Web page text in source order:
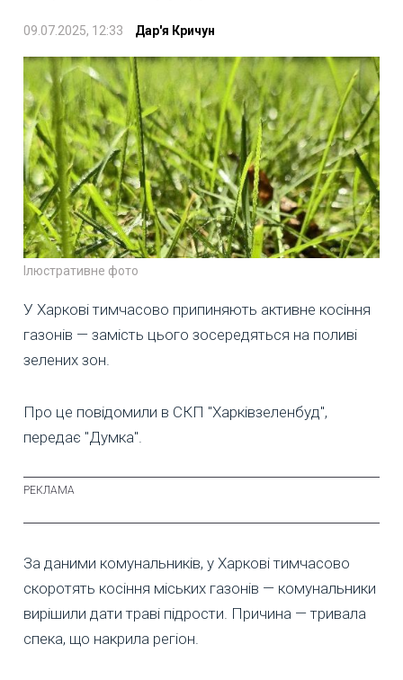
09.07.2025, 12:33 Дар'я Кричун
Ілюстративне фото
У Харкові тимчасово припиняють активне косіння
газонів — замість цього зосередяться на поливі
зелених зон.
Про це повідомили в СКП "Харківзеленбуд",
передає "Думка".
За даними комунальників, у Харкові тимчасово
скоротять косіння міських газонів — комунальники
вирішили дати траві підрости. Причина — тривала
спека, що накрила регіон.